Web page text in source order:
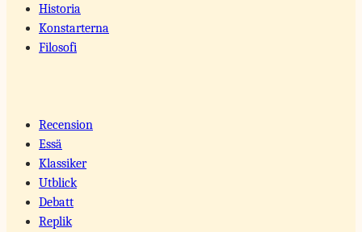
Historia
Konstarterna
Filosofi
Recension
Essä
Klassiker
Utblick
Debatt
Replik